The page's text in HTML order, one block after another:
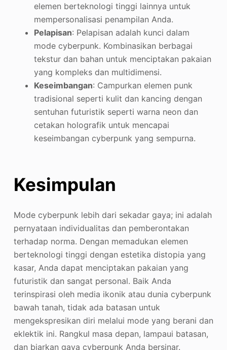
elemen berteknologi tinggi lainnya untuk
mempersonalisasi penampilan Anda.
Pelapisan: Pelapisan adalah kunci dalam
mode cyberpunk. Kombinasikan berbagai
tekstur dan bahan untuk menciptakan pakaian
yang kompleks dan multidimensi.
Keseimbangan: Campurkan elemen punk
tradisional seperti kulit dan kancing dengan
sentuhan futuristik seperti warna neon dan
cetakan holografik untuk mencapai
keseimbangan cyberpunk yang sempurna.
Kesimpulan
Mode cyberpunk lebih dari sekadar gaya; ini adalah
pernyataan individualitas dan pemberontakan
terhadap norma. Dengan memadukan elemen
berteknologi tinggi dengan estetika distopia yang
kasar, Anda dapat menciptakan pakaian yang
futuristik dan sangat personal. Baik Anda
terinspirasi oleh media ikonik atau dunia cyberpunk
bawah tanah, tidak ada batasan untuk
mengekspresikan diri melalui mode yang berani dan
eklektik ini. Rangkul masa depan, lampaui batasan,
dan biarkan gaya cyberpunk Anda bersinar.